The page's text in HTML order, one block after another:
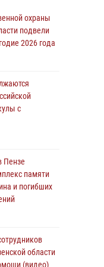
«Страж»
«Гвардеец»
оказали
пенсионеру
Росгвардии
за первое
охраны
подвели
2026 года
с
Пензе
памяти
и погибших
области
(видео)